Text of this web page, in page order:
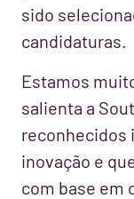
sido
candidaturas.
Estamos
salienta a
reconhecidos
inovação e
com base em